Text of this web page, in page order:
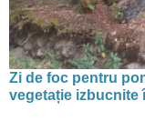
Zi de foc pentru
vegetație izbucnite